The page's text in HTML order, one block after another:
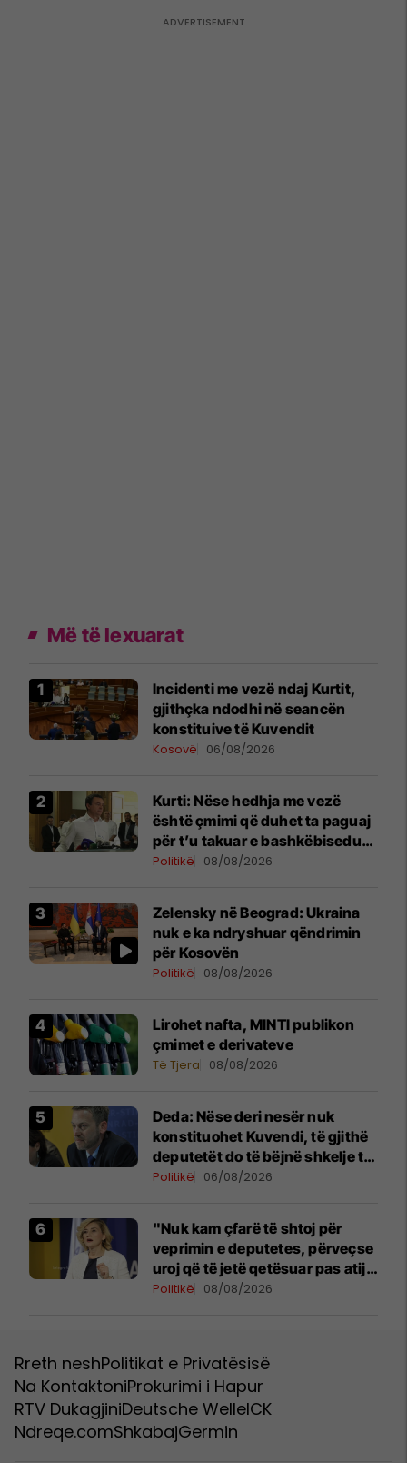
Më të lexuarat
Incidenti me vezë ndaj Kurtit,
gjithçka ndodhi në seancën
konstituive të Kuvendit
Kosovë 06/08/2026
Kurti: Nëse hedhja me vezë
është çmimi që duhet ta paguaj
për t’u takuar e bashkëbiseduar
jam i lumtur ta bëj këtë
Politikë 08/08/2026
Zelensky në Beograd: Ukraina
nuk e ka ndryshuar qëndrimin
për Kosovën
Politikë 08/08/2026
Lirohet nafta, MINTI publikon
çmimet e derivateve
Të Tjera 08/08/2026
Deda: Nëse deri nesër nuk
konstituohet Kuvendi, të gjithë
deputetët do të bëjnë shkelje të
rëndë kushtetuese
Politikë 06/08/2026
"Nuk kam çfarë të shtoj për
veprimin e deputetes, përveçse
uroj që të jetë qetësuar pas atij
momenti", reagon Kusari-Lila
Politikë 08/08/2026
Rreth neshPolitikat e Privatësisë
Na KontaktoniProkurimi i Hapur
RTV DukagjiniDeutsche WelleICK
Ndreqe.comShkabajGermin